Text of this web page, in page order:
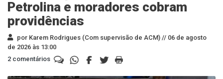
Petrolina e moradores cobram
providências
por Karem Rodrigues (Com supervisão de ACM) // 06 de agosto
de 2026 às 13:00
2 comentários